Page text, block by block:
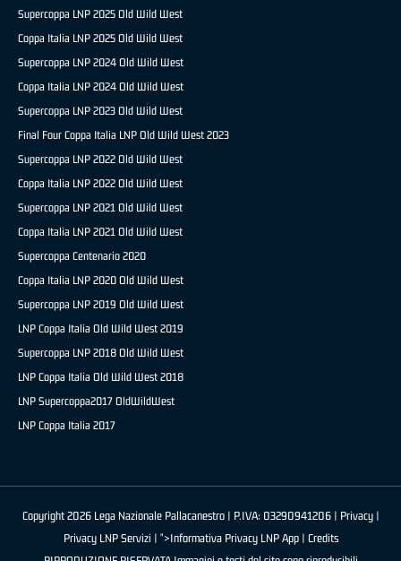
Supercoppa LNP 2025 Old Wild West
Coppa Italia LNP 2025 Old Wild West
Supercoppa LNP 2024 Old Wild West
Coppa Italia LNP 2024 Old Wild West
Supercoppa LNP 2023 Old Wild West
Final Four Coppa Italia LNP Old Wild West 2023
Supercoppa LNP 2022 Old Wild West
Coppa Italia LNP 2022 Old Wild West
Supercoppa LNP 2021 Old Wild West
Coppa Italia LNP 2021 Old Wild West
Supercoppa Centenario 2020
Coppa Italia LNP 2020 Old Wild West
Supercoppa LNP 2019 Old Wild West
LNP Coppa Italia Old Wild West 2019
Supercoppa LNP 2018 Old Wild West
LNP Coppa Italia Old Wild West 2018
LNP Supercoppa2017 OldWildWest
LNP Coppa Italia 2017
Copyright 2026 Lega Nazionale Pallacanestro | P.IVA: 03290941206 | Privacy|
Privacy LNP Servizi | ">Informativa Privacy LNP App | Credits